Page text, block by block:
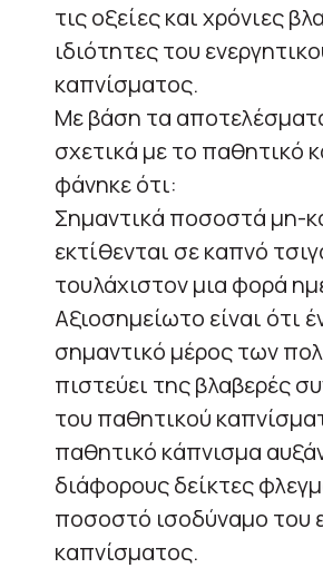
τις οξείες και χρόνιες
ιδιότητες του
καπνίσματος.
Με βάση τα
σχετικά με το παθητικό
φάνηκε ότι:
Σημαντικά ποσοστά μη-
εκτίθενται σε καπνό
τουλάχιστον μια φορά
Αξιοσημείωτο είναι ότι
σημαντικό μέρος των
πιστεύει της βλαβερές
του παθητικού
παθητικό κάπνισμα
διάφορους δείκτες
ποσοστό ισοδύναμο του
καπνίσματος.